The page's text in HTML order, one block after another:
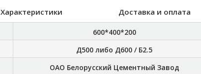
Характеристики Доставка и оплата
600*400*200
Д500 либо Д600 / Б2.5
ОАО Белорусский Цементный Завод